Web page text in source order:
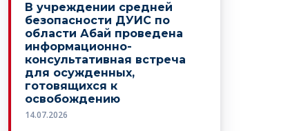
В учреждении средней
безопасности ДУИС по
области Абай проведена
информационно-
консультативная встреча
для осужденных,
готовящихся к
освобождению
14.07.2026